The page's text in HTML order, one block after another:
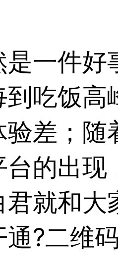
一件好
吃饭高
差；随
的出现
就和大
?二维